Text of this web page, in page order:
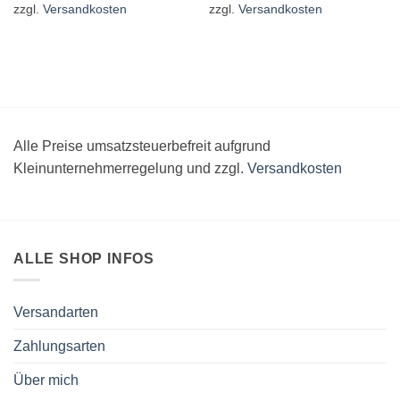
zzgl. Versandkosten zzgl. Versandkosten
Alle Preise umsatzsteuerbefreit aufgrund
Kleinunternehmerregelung und zzgl. Versandkosten
ALLE SHOP INFOS
Versandarten
Zahlungsarten
Über mich